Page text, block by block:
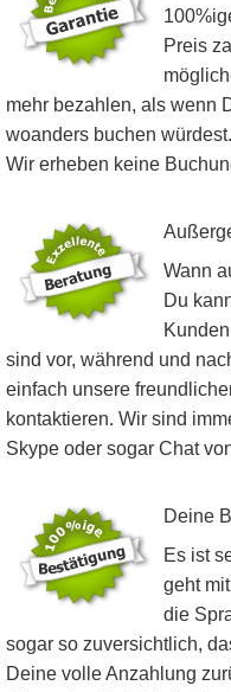
Preis
mehr bezahlen, als wenn
woanders buchen
Wir erheben keine
Wann
Du
sind vor, während und
einfach unsere
kontaktieren. Wir sind
Skype oder sogar Chat
Deine
Es ist
geht
die
sogar so zuversichtlich,
Deine volle Anzahlung